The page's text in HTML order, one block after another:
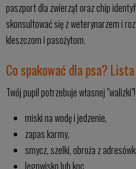
paszport dla zwierząt oraz chip
skonsultować się z weterynarzem i
kleszczom i pasożytom.
Co spakować dla psa?
Twój pupil potrzebuje własnej
miski na wodę i jedzenie,
zapas karmy,
smycz, szelki, obroża z
legowisko lub koc,